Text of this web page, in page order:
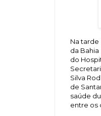
Na tarde
da
do
Silva
de
saúde
entre os